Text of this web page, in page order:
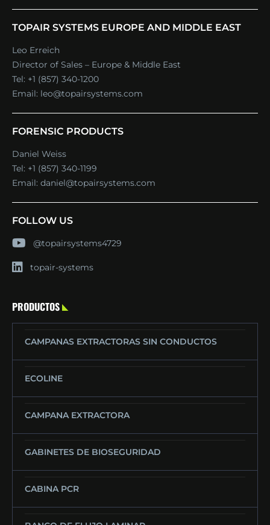
TOPAIR SYSTEMS EUROPE AND MIDDLE EAST
Leo Erreich
Director of Sales – Europe & Middle East
Tel: +1 (857) 340-1200
Email: leo@topairsystems.com
FORENSIC PRODUCTS
Daniel Weiss
Tel: +1 (857) 340-1199
Email: daniel@topairsystems.com
FOLLOW US
@topairsystems4729
topair-systems
PRODUCTOS
CAMPANAS EXTRACTORAS SIN CONDUCTOS
ECOLINE
CAMPANA EXTRACTORA
GABINETES DE BIOSEGURIDAD
CABINA PCR